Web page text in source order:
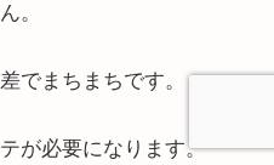
。
でまちまちです。
が必要になります。